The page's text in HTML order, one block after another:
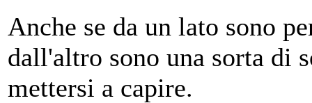
Anche se da un lato sono
dall'altro sono una sorta di
mettersi a capire.